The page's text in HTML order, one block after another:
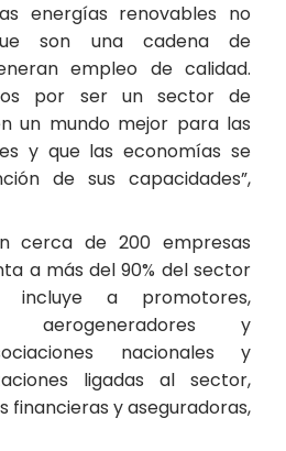
energías renovables no
son una cadena de
empleo de calidad.
por ser un sector de
un mundo mejor para las
y que las economías se
de sus capacidades”,
cerca de 200 empresas
a más del 90% del sector
incluye a promotores,
aerogeneradores y
nacionales y
ligadas al sector,
financieras y aseguradoras,